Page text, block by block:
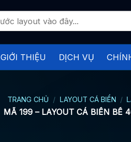
GIỚI THIỆU DỊCH VỤ
TRANG CHỦ / LAYOUT CÁ BIỂN /
MÃ 199 – LAYOUT CÁ BIỂN BỂ